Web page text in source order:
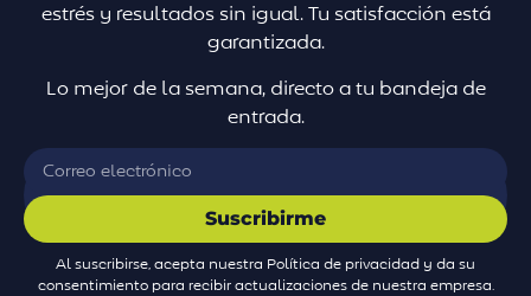
estrés y resultados sin igual. Tu satisfacción está
garantizada.
Lo mejor de la semana, directo a tu bandeja de
entrada.
Suscribirme
Al suscribirse, acepta nuestra Política de privacidad y da su
consentimiento para recibir actualizaciones de nuestra empresa.